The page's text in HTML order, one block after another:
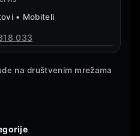
• Mobiteli
033
na društvenim mrežama